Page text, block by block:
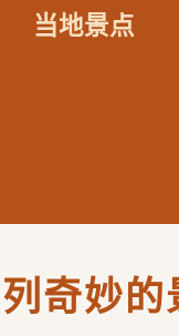
当地景点
奇妙的